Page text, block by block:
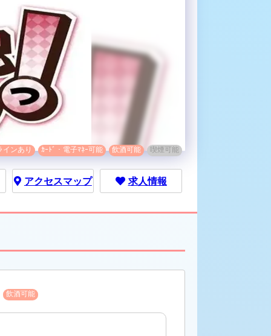
インあり ｶｰﾄﾞ・電子ﾏﾈｰ可能 飲酒可能 喫煙可能
アクセスマップ 求人情報
飲酒可能